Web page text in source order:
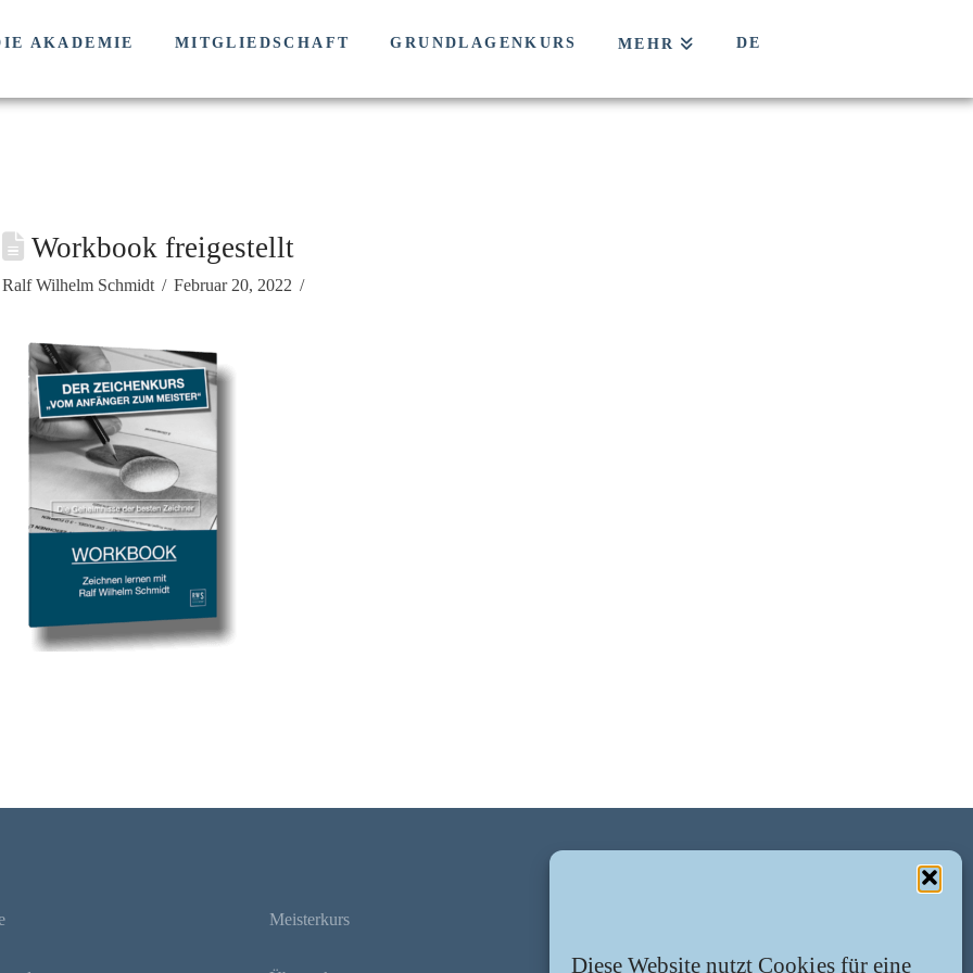
Diese Website nutzt Cookies für eine
AKADEMIE MITGLIEDSCHAFT GRUNDLAGENKURS MEHR DE
Workbook freigestellt
Ralf Wilhelm Schmidt Februar 20, 2022
Meisterkurs